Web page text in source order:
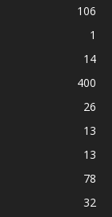
106
1
14
400
26
13
13
78
32